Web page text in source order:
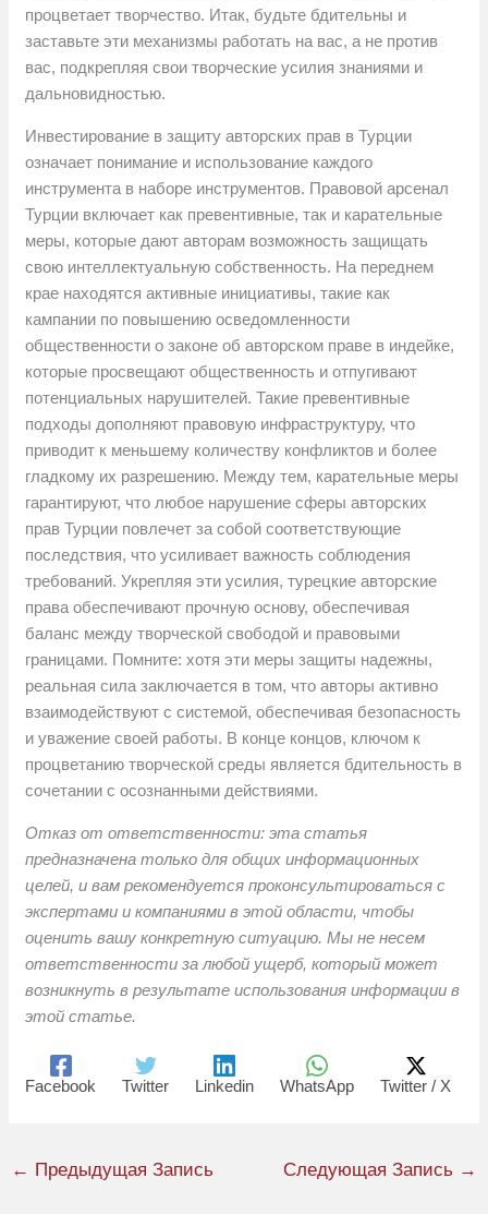
процветает творчество. Итак, будьте бдительны и
заставьте эти механизмы работать на вас, а не против
вас, подкрепляя свои творческие усилия знаниями и
дальновидностью.
Инвестирование в защиту авторских прав в Турции
означает понимание и использование каждого
инструмента в наборе инструментов. Правовой арсенал
Турции включает как превентивные, так и карательные
меры, которые дают авторам возможность защищать
свою интеллектуальную собственность. На переднем
крае находятся активные инициативы, такие как
кампании по повышению осведомленности
общественности о законе об авторском праве в индейке,
которые просвещают общественность и отпугивают
потенциальных нарушителей. Такие превентивные
подходы дополняют правовую инфраструктуру, что
приводит к меньшему количеству конфликтов и более
гладкому их разрешению. Между тем, карательные меры
гарантируют, что любое нарушение сферы авторских
прав Турции повлечет за собой соответствующие
последствия, что усиливает важность соблюдения
требований. Укрепляя эти усилия, турецкие авторские
права обеспечивают прочную основу, обеспечивая
баланс между творческой свободой и правовыми
границами. Помните: хотя эти меры защиты надежны,
реальная сила заключается в том, что авторы активно
взаимодействуют с системой, обеспечивая безопасность
и уважение своей работы. В конце концов, ключом к
процветанию творческой среды является бдительность в
сочетании с осознанными действиями.
Отказ от ответственности: эта статья
предназначена только для общих информационных
целей, и вам рекомендуется проконсультироваться с
экспертами и компаниями в этой области, чтобы
оценить вашу конкретную ситуацию. Мы не несем
ответственности за любой ущерб, который может
возникнуть в результате использования информации в
этой статье.
Facebook Twitter Linkedin WhatsApp Twitter / X
← Предыдущая Запись Следующая Запись →